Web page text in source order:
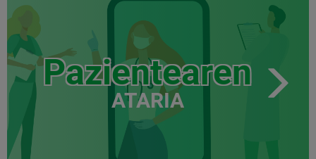
Pazientearen
ATARIA